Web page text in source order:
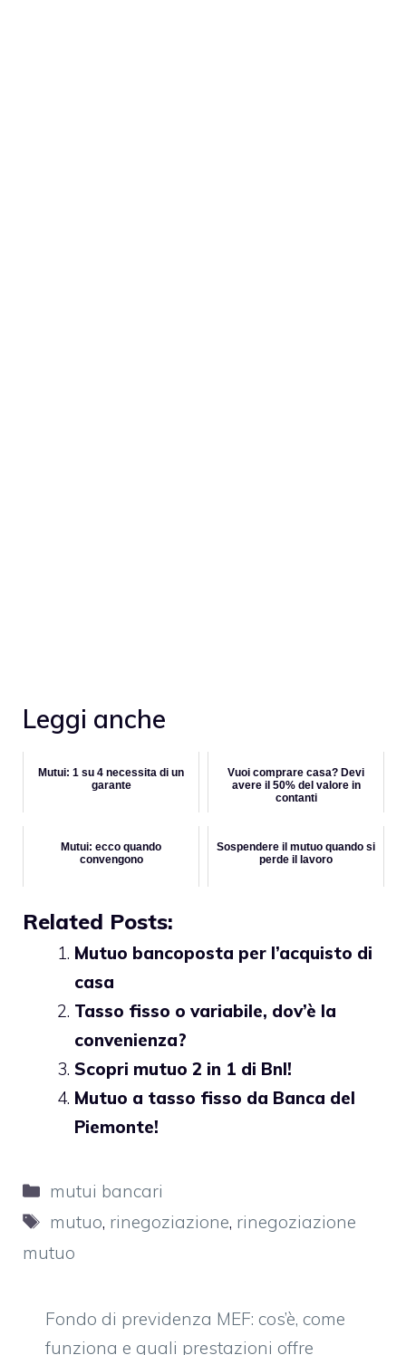
Leggi anche
Mutui: 1 su 4 necessita di un
garante
Vuoi comprare casa? Devi
avere il 50% del valore in
contanti
Mutui: ecco quando
convengono
Sospendere il mutuo quando si
perde il lavoro
Related Posts:
Mutuo bancoposta per l’acquisto di
casa
Tasso fisso o variabile, dov’è la
convenienza?
Scopri mutuo 2 in 1 di Bnl!
Mutuo a tasso fisso da Banca del
Piemonte!
Categorie
mutui bancari
Tag
mutuo, rinegoziazione, rinegoziazione
mutuo
Fondo di previdenza MEF: cos’è, come
funziona e quali prestazioni offre